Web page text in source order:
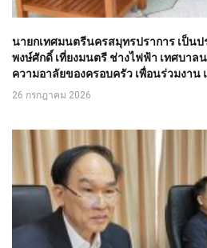
นายกเทศมนตรีนครสมุทรปราการ เป็น
พงษ์ศักดิ์ เที่ยงมนตรี ช่างไฟฟ้า เทศบาล
ความอาลัยของครอบครัว เพื่อนร่วมงาน
26 กรกฎาคม 2026